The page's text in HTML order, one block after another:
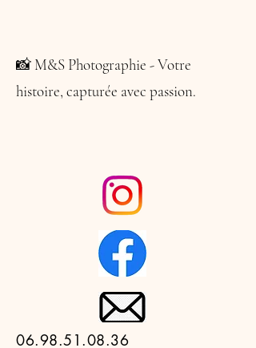
📸 M&S Photographie - Votre
histoire, capturée avec passion.
06.98.51.08.36